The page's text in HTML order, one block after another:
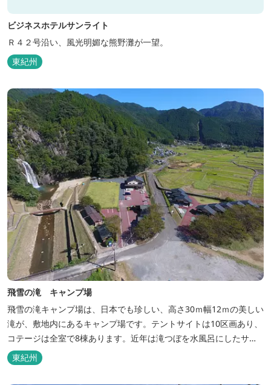
ビジネスホテルサンライト
Ｒ４２号沿い、風光明媚な熊野灘が一望。
東紀州
飛雪の滝 キャンプ場
飛雪の滝キャンプ場は、日本でも珍しい、高さ30ｍ幅12ｍの美しい
滝が、敷地内にあるキャンプ場です。テントサイトは10区画あり、
コテージは全室で8棟あります。近年は滝つぼを水風呂にしたサウ
ナが人気です。
東紀州